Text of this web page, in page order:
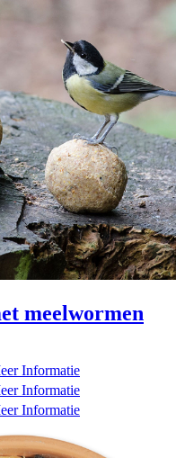
meelwormen
Informatie
Informatie
Informatie